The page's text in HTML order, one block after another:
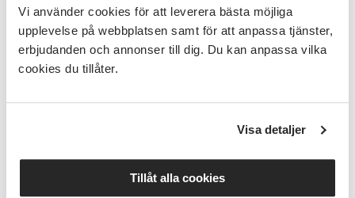
Vi använder cookies för att leverera bästa möjliga
upplevelse på webbplatsen samt för att anpassa tjänster,
erbjudanden och annonser till dig. Du kan anpassa vilka
cookies du tillåter.
Visa detaljer
Tillåt alla cookies
Du behöver ha med dig din mobiltelefon, laddare och
lösenord. OBS!!Denna kurs är endast för apples
iPhone. Detta är viktigt då studiematerialet är
anpassat efter iPhones layout.
Anmälningsinformation
Studiecirkeln startar vid 4 anmälda deltagare. Om
inget datum är utsatt startar kursen så fort vi har
tillräckligt många anmälda. Anges datum är detta
preliminärt och kan bli framflyttat om vi behöver få